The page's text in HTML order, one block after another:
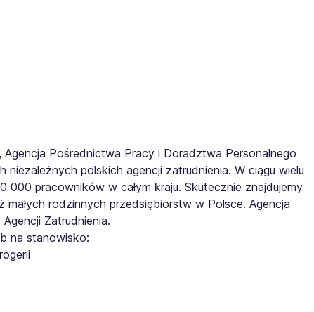
Pośrednictwa Pracy i Doradztwa Personalnego
polskich agencji zatrudnienia. W ciągu wielu
000 pracowników w całym kraju. Skutecznie znajdujemy
rodzinnych przedsiębiorstw w Polsce. Agencja
Zatrudnienia.
na stanowisko: